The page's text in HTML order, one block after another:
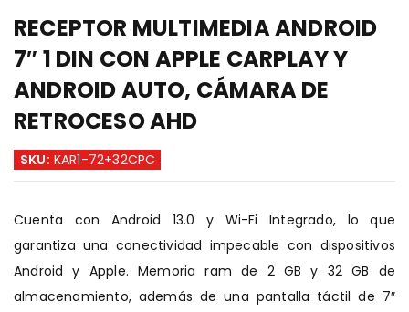
RECEPTOR MULTIMEDIA ANDROID
7″ 1 DIN CON APPLE CARPLAY Y
ANDROID AUTO, CÁMARA DE
RETROCESO AHD
SKU: KAR1-72+32CPC
Cuenta con Android 13.0 y Wi-Fi Integrado, lo que
garantiza una conectividad impecable con dispositivos
Android y Apple. Memoria ram de 2 GB y 32 GB de
almacenamiento, además de una pantalla táctil de 7″